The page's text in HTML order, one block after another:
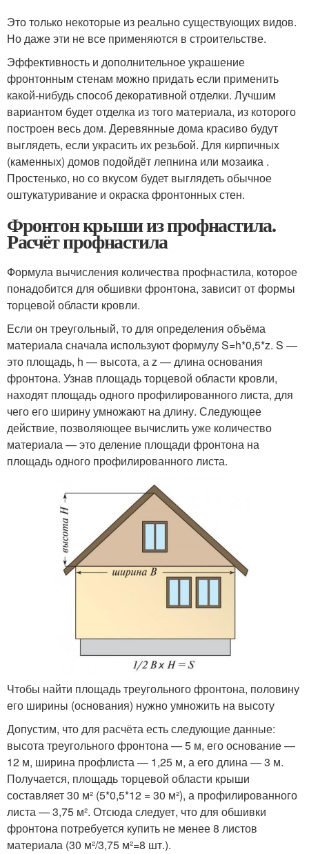
Это только некоторые из реально существующих видов.
Но даже эти не все применяются в строительстве.
Эффективность и дополнительное украшение
фронтонным стенам можно придать если применить
какой-нибудь способ декоративной отделки. Лучшим
вариантом будет отделка из того материала, из которого
построен весь дом. Деревянные дома красиво будут
выглядеть, если украсить их резьбой. Для кирпичных
(каменных) домов подойдёт лепнина или мозаика .
Простенько, но со вкусом будет выглядеть обычное
оштукатуривание и окраска фронтонных стен.
Фронтон крыши из профнастила.
Расчёт профнастила
Формула вычисления количества профнастила, которое
понадобится для обшивки фронтона, зависит от формы
торцевой области кровли.
Если он треугольный, то для определения объёма
материала сначала используют формулу S=h*0,5*z. S —
это площадь, h — высота, а z — длина основания
фронтона. Узнав площадь торцевой области кровли,
находят площадь одного профилированного листа, для
чего его ширину умножают на длину. Следующее
действие, позволяющее вычислить уже количество
материала — это деление площади фронтона на
площадь одного профилированного листа.
Чтобы найти площадь треугольного фронтона, половину
его ширины (основания) нужно умножить на высоту
Допустим, что для расчёта есть следующие данные:
высота треугольного фронтона — 5 м, его основание —
12 м, ширина профлиста — 1,25 м, а его длина — 3 м.
Получается, площадь торцевой области крыши
составляет 30 м² (5*0,5*12 = 30 м²), а профилированного
листа — 3,75 м². Отсюда следует, что для обшивки
фронтона потребуется купить не менее 8 листов
материала (30 м²/3,75 м²=8 шт.).